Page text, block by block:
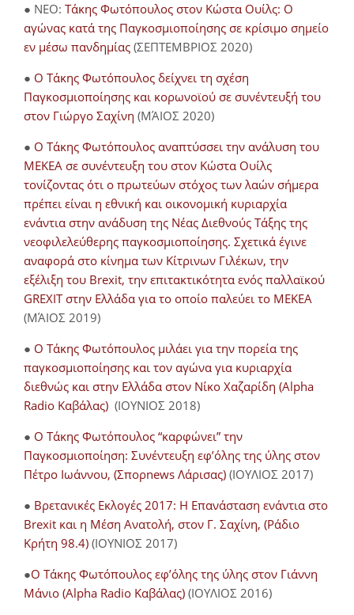
● NEO: Τάκης Φωτόπουλος στον Κώστα Ουίλς: Ο
αγώνας κατά της Παγκοσμιοποίησης σε κρίσιμο σημείο
εν μέσω πανδημίας (ΣΕΠΤΕΜΒΡΙΟΣ 2020)
● Ο Τάκης Φωτόπουλος δείχνει τη σχέση
Παγκοσμιοποίησης και κορωνοϊού σε συνέντευξή του
στον Γιώργο Σαχίνη (ΜΆΙΟΣ 2020)
● O Τάκης Φωτόπουλος αναπτύσσει την ανάλυση του
ΜΕΚΕΑ σε συνέντευξη του στον Κώστα Ουίλς
τονίζοντας ότι ο πρωτεύων στόχος των λαών σήμερα
πρέπει είναι η εθνική και οικονομική κυριαρχία
ενάντια στην ανάδυση της Νέας Διεθνούς Τάξης της
νεοφιλελεύθερης παγκοσμιοποίησης. Σχετικά έγινε
αναφορά στο κίνημα των Κίτρινων Γιλέκων, την
εξέλιξη του Brexit, την επιτακτικότητα ενός παλλαϊκού
GREXIT στην Ελλάδα για το οποίο παλεύει το ΜΕΚΕΑ
(ΜΆΙΟΣ 2019)
● Ο Τάκης Φωτόπουλος μιλάει για την πορεία της
παγκοσμιοποίησης και τον αγώνα για κυριαρχία
διεθνώς και στην Ελλάδα στον Νίκο Χαζαρίδη (Alpha
Radio Καβάλας) (ΙΟΥΝΙΟΣ 2018)
● Ο Τάκης Φωτόπουλος “καρφώνει” την
Παγκοσμιοποίηση: Συνέντευξη εφ’όλης της ύλης στον
Πέτρο Ιωάννου, (Σπορnews Λάρισας) (ΙΟΥΛΙΟΣ 2017)
● Βρετανικές Εκλογές 2017: Η Επανάσταση ενάντια στο
Brexit και η Μέση Ανατολή, στον Γ. Σαχίνη, (Ράδιο
Κρήτη 98.4) (ΙΟΥΝΙΟΣ 2017)
●O Τάκης Φωτόπουλος εφ’όλης της ύλης στον Γιάννη
Μάνιο (Alpha Radio Καβάλας) (ΙΟΥΛΙΟΣ 2016)